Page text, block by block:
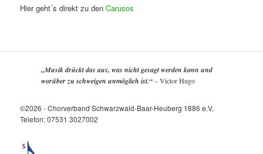
Hier geht´s direkt zu denCarusos
„Musik drückt das aus, was nicht gesagt werden kann und
worüber zu schweigen unmöglich ist.“–Victor Hugo
©2026 - Chorverband Schwarzwald-Baar-Heuberg 1886 e.V.
Telefon: 07531 3027002